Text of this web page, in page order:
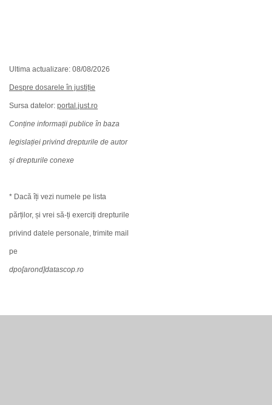
Ultima actualizare: 08/08/2026
Despre dosarele în justiție
Sursa datelor: portal.just.ro
Conține informații publice în baza
legislației privind drepturile de autor
și drepturile conexe
* Dacă îți vezi numele pe lista
părților, și vrei să-ți exerciți drepturile
privind datele personale, trimite mail
pe
dpo[arond]datascop.ro